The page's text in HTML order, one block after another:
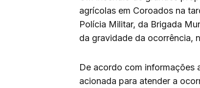
agrícolas em Coroados na
Polícia Militar, da Brigada
da gravidade da ocorrência,
De acordo com informações
acionada para atender a